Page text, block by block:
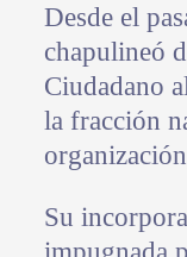
Desde el
chapulineó
Ciudadano
la fracción
Su